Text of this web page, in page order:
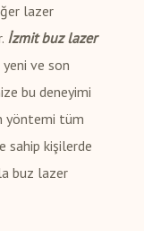
lazer
İzmit buz lazer
ve son
bu deneyimi
yöntemi tüm
sahip kişilerde
buz lazer